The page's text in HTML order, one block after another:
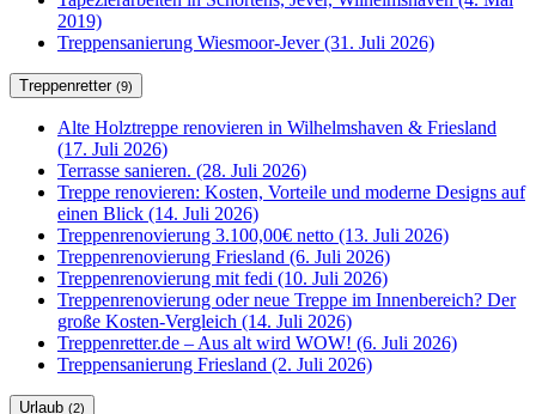
2019)
Treppensanierung Wiesmoor-Jever (31. Juli 2026)
Treppenretter (9)
Alte Holztreppe renovieren in Wilhelmshaven & Friesland
(17. Juli 2026)
Terrasse sanieren. (28. Juli 2026)
Treppe renovieren: Kosten, Vorteile und moderne Designs auf
einen Blick (14. Juli 2026)
Treppenrenovierung 3.100,00€ netto (13. Juli 2026)
Treppenrenovierung Friesland (6. Juli 2026)
Treppenrenovierung mit fedi (10. Juli 2026)
Treppenrenovierung oder neue Treppe im Innenbereich? Der
große Kosten-Vergleich (14. Juli 2026)
Treppenretter.de – Aus alt wird WOW! (6. Juli 2026)
Treppensanierung Friesland (2. Juli 2026)
Urlaub (2)